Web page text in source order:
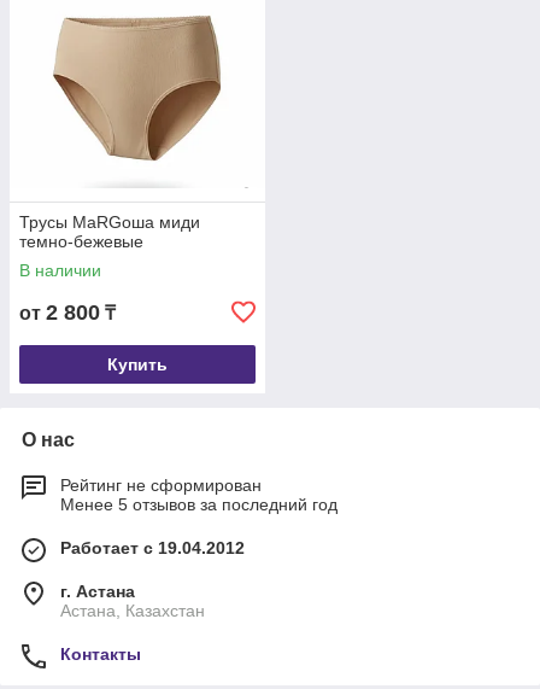
Трусы МаRGоша миди
темно-бежевые
В наличии
от 2 800 ₸
Купить
О нас
Рейтинг не сформирован
Менее 5 отзывов за последний год
Работает с 19.04.2012
г. Астана
Астана, Казахстан
Контакты